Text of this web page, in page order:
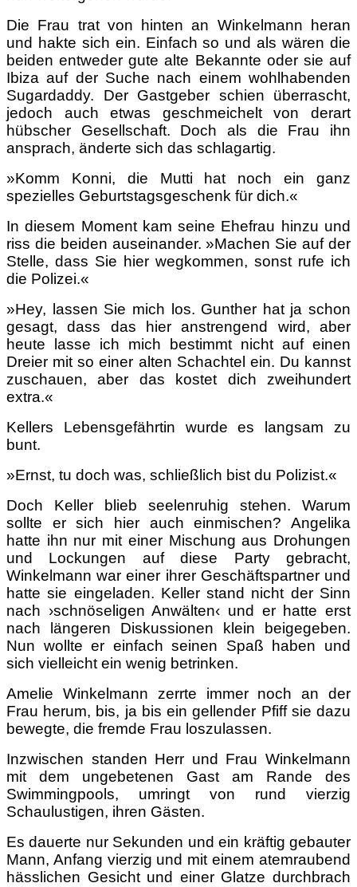
Die Frau trat von hinten an Winkelmann heran
und hakte sich ein. Einfach so und als wären die
beiden entweder gute alte Bekannte oder sie auf
Ibiza auf der Suche nach einem wohlhabenden
Sugardaddy. Der Gastgeber schien überrascht,
jedoch auch etwas geschmeichelt von derart
hübscher Gesellschaft. Doch als die Frau ihn
ansprach, änderte sich das schlagartig.
»Komm Konni, die Mutti hat noch ein ganz
spezielles Geburtstagsgeschenk für dich.«
In diesem Moment kam seine Ehefrau hinzu und
riss die beiden auseinander. »Machen Sie auf der
Stelle, dass Sie hier wegkommen, sonst rufe ich
die Polizei.«
»Hey, lassen Sie mich los. Gunther hat ja schon
gesagt, dass das hier anstrengend wird, aber
heute lasse ich mich bestimmt nicht auf einen
Dreier mit so einer alten Schachtel ein. Du kannst
zuschauen, aber das kostet dich zweihundert
extra.«
Kellers Lebensgefährtin wurde es langsam zu
bunt.
»Ernst, tu doch was, schließlich bist du Polizist.«
Doch Keller blieb seelenruhig stehen. Warum
sollte er sich hier auch einmischen? Angelika
hatte ihn nur mit einer Mischung aus Drohungen
und Lockungen auf diese Party gebracht,
Winkelmann war einer ihrer Geschäftspartner und
hatte sie eingeladen. Keller stand nicht der Sinn
nach ›schnöseligen Anwälten‹ und er hatte erst
nach längeren Diskussionen klein beigegeben.
Nun wollte er einfach seinen Spaß haben und
sich vielleicht ein wenig betrinken.
Amelie Winkelmann zerrte immer noch an der
Frau herum, bis, ja bis ein gellender Pfiff sie dazu
bewegte, die fremde Frau loszulassen.
Inzwischen standen Herr und Frau Winkelmann
mit dem ungebetenen Gast am Rande des
Swimmingpools, umringt von rund vierzig
Schaulustigen, ihren Gästen.
Es dauerte nur Sekunden und ein kräftig gebauter
Mann, Anfang vierzig und mit einem atemraubend
hässlichen Gesicht und einer Glatze durchbrach